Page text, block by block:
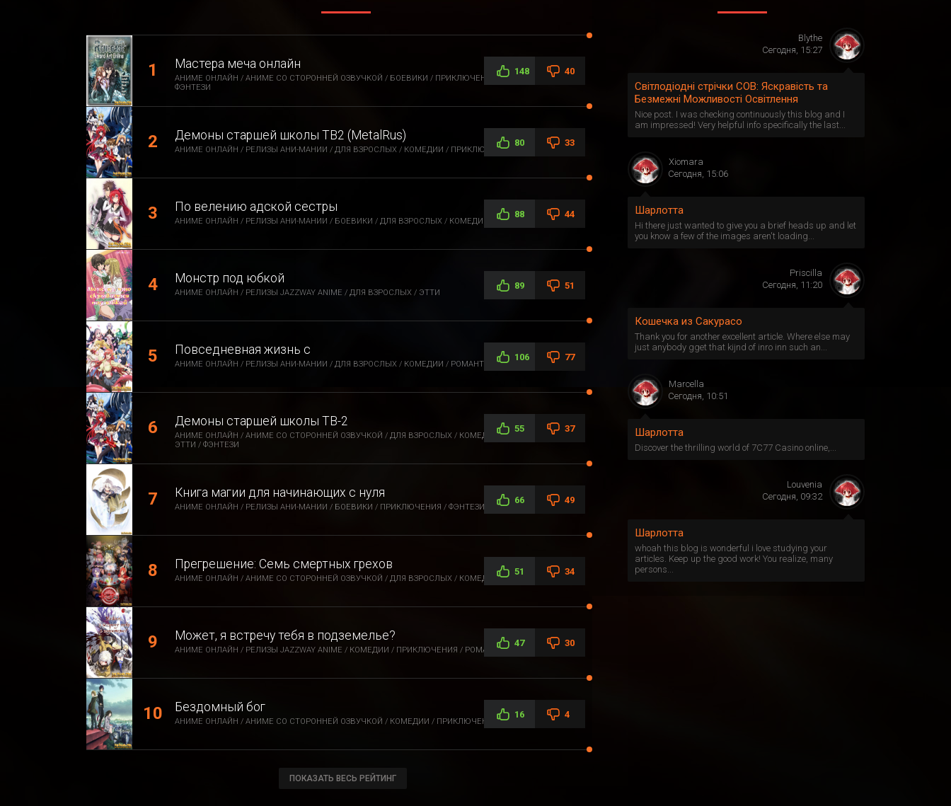
Мастера меча онлайн
АНИМЕ ОНЛАЙН / АНИМЕ СО СТОРОННЕЙ ОЗВУЧКОЙ / БОЕВИКИ / ПРИКЛЮЧЕНИЯ / ФАНТАСТИКА /
ФЭНТЕЗИ
148 40
Демоны старшей школы ТВ2 (MetalRus)
АНИМЕ ОНЛАЙН / РЕЛИЗЫ АНИ-МАНИИ / ДЛЯ ВЗРОСЛЫХ / КОМЕДИИ / ПРИКЛЮЧЕНИЯ / ЭТТИ / ФЭНТЕЗИ
80 33
По велению адской сестры
АНИМЕ ОНЛАЙН / РЕЛИЗЫ АНИ-МАНИИ / БОЕВИКИ / ДЛЯ ВЗРОСЛЫХ / КОМЕДИИ / ЭТТИ / ФЭНТЕЗИ
88 44
Монстр под юбкой
АНИМЕ ОНЛАЙН / РЕЛИЗЫ JAZZWAY ANIME / ДЛЯ ВЗРОСЛЫХ / ЭТТИ
89 51
Повседневная жизнь с
АНИМЕ ОНЛАЙН / РЕЛИЗЫ АНИ-МАНИИ / ДЛЯ ВЗРОСЛЫХ / КОМЕДИИ / РОМАНТИКА / ЭТТИ / ФЭНТЕЗИ
106 77
Демоны старшей школы ТВ-2
АНИМЕ ОНЛАЙН / АНИМЕ СО СТОРОННЕЙ ОЗВУЧКОЙ / ДЛЯ ВЗРОСЛЫХ / КОМЕДИИ / ПРИКЛЮЧЕНИЯ /
ЭТТИ / ФЭНТЕЗИ
55 37
Книга магии для начинающих с нуля
АНИМЕ ОНЛАЙН / РЕЛИЗЫ АНИ-МАНИИ / БОЕВИКИ / ПРИКЛЮЧЕНИЯ / ФЭНТЕЗИ
66 49
Прегрешение: Семь смертных грехов
АНИМЕ ОНЛАЙН / АНИМЕ СО СТОРОННЕЙ ОЗВУЧКОЙ / ДЛЯ ВЗРОСЛЫХ / КОМЕДИИ / ЭТТИ / ФЭНТЕЗИ
51 34
Может, я встречу тебя в подземелье?
АНИМЕ ОНЛАЙН / РЕЛИЗЫ JAZZWAY ANIME / КОМЕДИИ / ПРИКЛЮЧЕНИЯ / РОМАНТИКА / ФЭНТЕЗИ
47 30
Бездомный бог
АНИМЕ ОНЛАЙН / АНИМЕ СО СТОРОННЕЙ ОЗВУЧКОЙ / КОМЕДИИ / ПРИКЛЮЧЕНИЯ
16 4
ПОКАЗАТЬ ВЕСЬ РЕЙТИНГ
Світлодіодні стрічки СОВ: Яскравість та
Безмежні Можливості Освітлення
Nice post. I was checking continuously this blog and I
am impressed! Very helpful info specifically the last...
Blythe
Сегодня, 15:27
Шарлотта
Hi there just wanted to give you a brief heads up and let
you know a few of the images aren't loading...
Xiomara
Сегодня, 15:06
Кошечка из Сакурасо
Thank you for another excellent article. Where else may
just anybody gget that kijnd of inro inn such an...
Priscilla
Сегодня, 11:20
Шарлотта
Discover the thrilling world of 7C77 Casino online,...
Marcella
Сегодня, 10:51
Шарлотта
whoah this blog is wonderful i love studying your
articles. Keep up the good work! You realize, many
persons...
Louvenia
Сегодня, 09:32